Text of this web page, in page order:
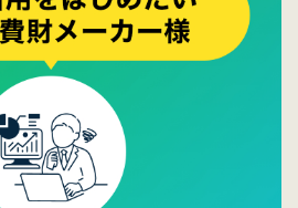
のサイト機能を大幅バージョンアッ
はこちら。⇒告知ページへ
が機能拡充し、サイトリニューアル
。⇒
ウレコンFacebook
ページを開設しました。詳細は
サイトリリースしました。